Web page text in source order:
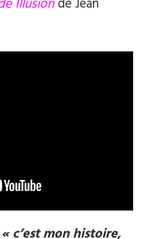
« c’est mon histoire,